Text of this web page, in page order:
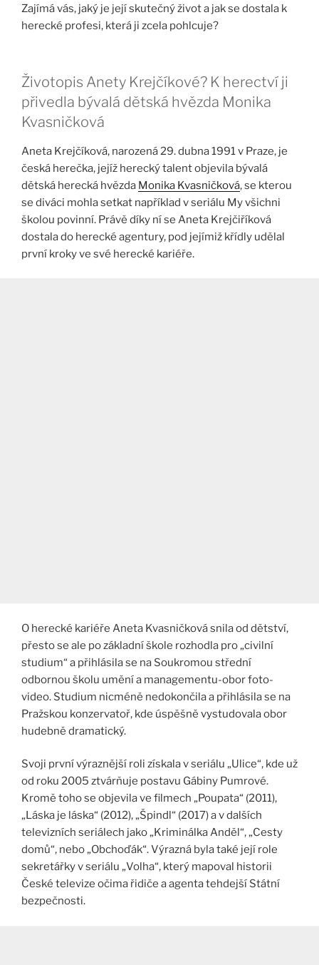
Zajímá vás, jaký je její skutečný život a jak se dostala k
herecké profesi, která ji zcela pohlcuje?
Životopis Anety Krejčíkové? K herectví ji
přivedla bývalá dětská hvězda Monika
Kvasničková
Aneta Krejčíková, narozená 29. dubna 1991 v Praze, je
česká herečka, jejíž herecký talent objevila bývalá
dětská herecká hvězda Monika Kvasničková, se kterou
se diváci mohla setkat například v seriálu My všichni
školou povinní. Právě díky ní se Aneta Krejčiříková
dostala do herecké agentury, pod jejímiž křídly udělal
první kroky ve své herecké kariéře.
O herecké kariéře Aneta Kvasničková snila od dětství,
přesto se ale po základní škole rozhodla pro „civilní
studium“ a přihlásila se na Soukromou střední
odbornou školu umění a managementu-obor foto-
video. Studium nicméně nedokončila a přihlásila se na
Pražskou konzervatoř, kde úspěšně vystudovala obor
hudebně dramatický.
Svoji první výraznější roli získala v seriálu „Ulice“, kde už
od roku 2005 ztvárňuje postavu Gábiny Pumrové.
Kromě toho se objevila ve filmech „Poupata“ (2011),
„Láska je láska“ (2012), „Špindl“ (2017) a v dalších
televizních seriálech jako „Kriminálka Anděl“, „Cesty
domů“, nebo „Obchoďák“. Výrazná byla také její role
sekretářky v seriálu „Volha“, který mapoval historii
České televize očima řidiče a agenta tehdejší Státní
bezpečnosti.